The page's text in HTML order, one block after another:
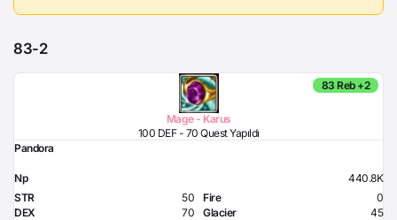
83-2
Mage - Karus
100 DEF - 70 Quest Yapıldı
Pandora
Np
440.8K
STR
50
DEX
70
Fire
0
Glacier
45
83 Reb +2